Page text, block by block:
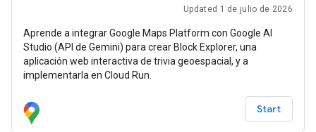
Updated 1 de julio de 2026
Aprende a integrar Google Maps Platform con Google AI
Studio (API de Gemini) para crear Block Explorer, una
aplicación web interactiva de trivia geoespacial, y a
implementarla en Cloud Run.
Start